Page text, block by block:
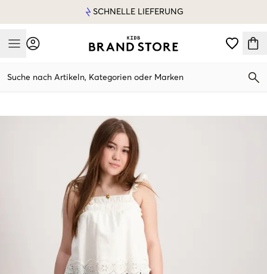
SCHNELLE LIEFERUNG
Mobile Menu
Suche nach Artikeln, Kategorien oder Marken